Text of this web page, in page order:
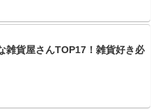
雑貨屋さんTOP17！雑貨好き必